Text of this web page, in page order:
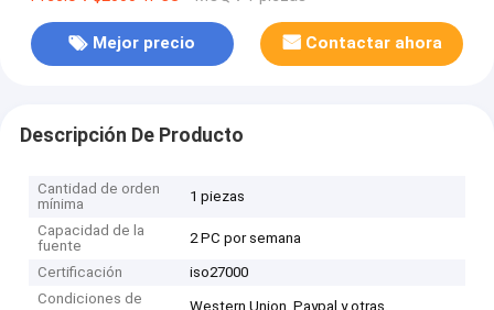
Mejor precio Contactar ahora
Descripción De Producto
Cantidad de orden
mínima
1 piezas
Capacidad de la
fuente
2 PC por semana
Certificación
iso27000
Condiciones de
Western Union, Paypal y otras.